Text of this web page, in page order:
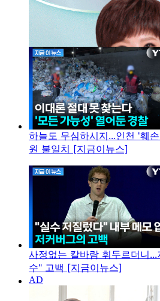
하늘도 무심하시지...인천 '훼
원 불일치 [지금이뉴스]
사정없는 칼바람 휘두르더니
수" 고백 [지금이뉴스]